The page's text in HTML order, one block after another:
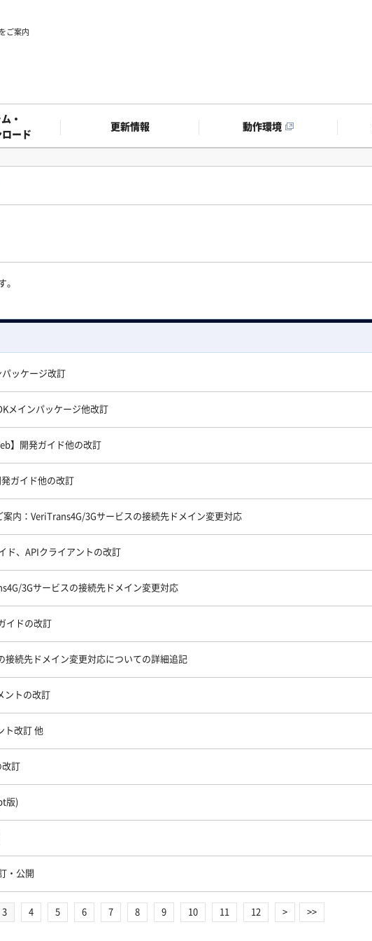
ご案内
・
ード
更新情報 動作環境
。
ッケージ改訂
メインパッケージ他改訂
】開発ガイド他の改訂
発ガイド他の改訂
案内：VeriTrans4G/3Gサービスの接続先ドメイン変更対応
ド、APIクライアントの改訂
3Gサービスの接続先ドメイン変更対応
イドの改訂
接続先ドメイン変更対応についての詳細追記
ントの改訂
ト改訂 他
改訂
版)
・公開
3 4 5 6 7 8 9 10 11 12 > >>